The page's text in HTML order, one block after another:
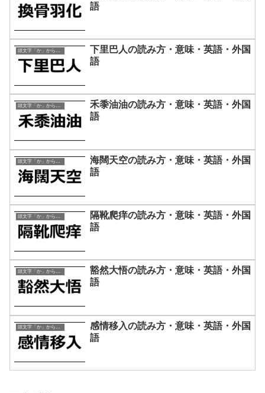
語
頭文字「か」から始まる四字熟語
下里巴人の読み方・意味・英語・外国
語
頭文字「か」から始まる四字熟語
禾黍油油の読み方・意味・英語・外国
語
海闊天空の読み方・意味・英語・外国
語
頭文字「か」から始まる四字熟語
隔靴爬痒の読み方・意味・英語・外国
語
頭文字「か」から始まる四字熟語
豁然大悟の読み方・意味・英語・外国
語
感情移入の読み方・意味・英語・外国
語